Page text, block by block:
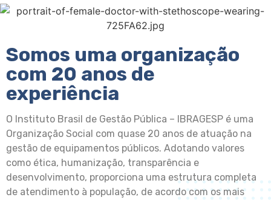
Somos uma organização
com 20 anos de
experiência
O Instituto Brasil de Gestão Pública – IBRAGESP é uma
Organização Social com quase 20 anos de atuação na
gestão de equipamentos públicos. Adotando valores
como ética, humanização, transparência e
desenvolvimento, proporciona uma estrutura completa
de atendimento à população, de acordo com os mais